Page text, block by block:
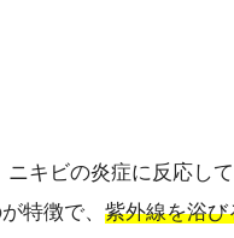
ニキビの炎症に反応し
特徴で、 紫外線を浴